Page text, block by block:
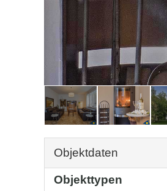
Objektdaten
Objekttypen